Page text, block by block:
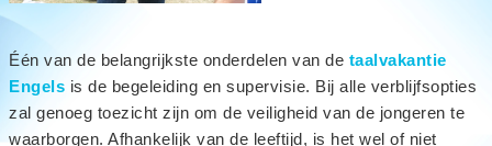
Één van de belangrijkste onderdelen van de taalvakantie
Engels is de begeleiding en supervisie. Bij alle verblijfsopties
zal genoeg toezicht zijn om de veiligheid van de jongeren te
waarborgen. Afhankelijk van de leeftijd, is het wel of niet